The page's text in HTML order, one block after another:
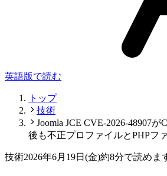
英語版で読む
トップ
技術
Joomla JCE CVE-2026-48907
後も不正プロファイルとPHPフ
技術2026年6月19日(金)約8分で読めま